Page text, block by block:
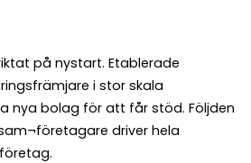
på nystart. Etablerade
i stor skala
nya bolag för att får stöd. Följden
driver hela